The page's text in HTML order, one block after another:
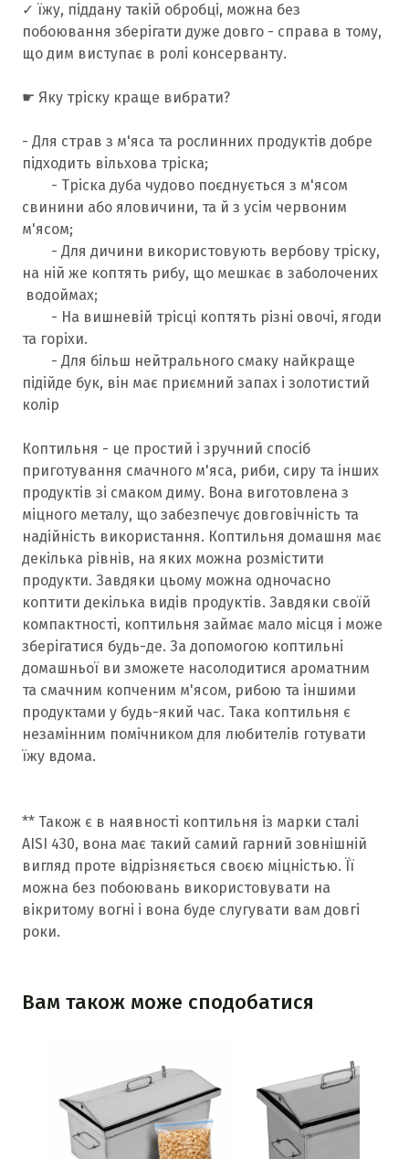
✓ їжу, піддану такій обробці, можна без
побоювання зберігати дуже довго - справа в тому,
що дим виступає в ролі консерванту.
☛ Яку тріску краще вибрати?
- Для страв з м'яса та рослинних продуктів добре
підходить вільхова тріска;
- Тріска дуба чудово поєднується з м'ясом
свинини або яловичини, та й з усім червоним
м'ясом;
- Для дичини використовують вербову тріску,
на ній же коптять рибу, що мешкає в заболочених
водоймах;
- На вишневій трісці коптять різні овочі, ягоди
та горіхи.
- Для більш нейтрального смаку найкраще
підійде бук, він має приємний запах і золотистий
колір
Коптильня - це простий і зручний спосіб
приготування смачного м'яса, риби, сиру та інших
продуктів зі смаком диму. Вона виготовлена з
міцного металу, що забезпечує довговічність та
надійність використання. Коптильня домашня має
декілька рівнів, на яких можна розмістити
продукти. Завдяки цьому можна одночасно
коптити декілька видів продуктів. Завдяки своїй
компактності, коптильня займає мало місця і може
зберігатися будь-де. За допомогою коптильні
домашньої ви зможете насолодитися ароматним
та смачним копченим м'ясом, рибою та іншими
продуктами у будь-який час. Така коптильня є
незамінним помічником для любителів готувати
їжу вдома.
** Також є в наявності коптильня із марки сталі
AISI 430, вона має такий самий гарний зовнішній
вигляд проте відрізняється своєю міцністью. Її
можна без побоювань використовувати на
вікритому вогні і вона буде слугувати вам довгі
роки.
Вам також може сподобатися